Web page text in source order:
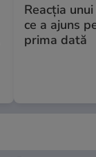
Reacția
ce a ajuns
prima dată